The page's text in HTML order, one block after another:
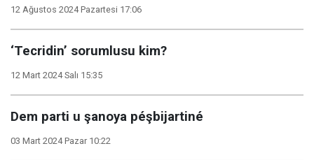
12 Ağustos 2024 Pazartesi 17:06
‘Tecridin’ sorumlusu kim?
12 Mart 2024 Salı 15:35
Dem parti u şanoya péşbijartiné
03 Mart 2024 Pazar 10:22